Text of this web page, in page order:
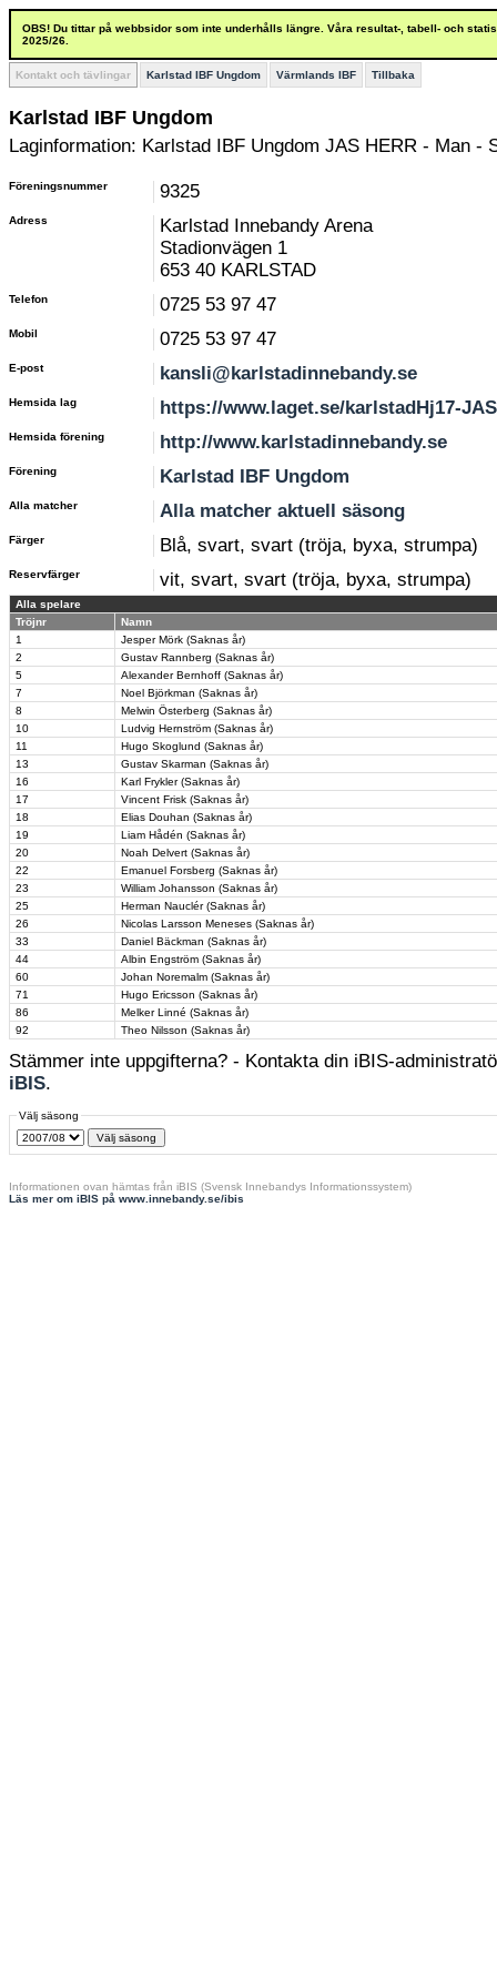
OBS! Du tittar på webbsidor som inte underhålls längre. Våra resultat-, tabell- och
2025/26.
Kontakt och tävlingar Karlstad IBF Ungdom Värmlands IBF Tillbaka
Karlstad IBF Ungdom
Laginformation: Karlstad IBF Ungdom JAS HERR - Man -
Föreningsnummer 9325
Adress
Karlstad Innebandy Arena
Stadionvägen 1
653 40 KARLSTAD
Telefon 0725 53 97 47
Mobil 0725 53 97 47
E-post kansli@karlstadinnebandy.se
Hemsida lag https://www.laget.se/karlstadHj17-
Hemsida förening http://www.karlstadinnebandy.se
Förening Karlstad IBF Ungdom
Alla matcher Alla matcher aktuell säsong
Färger Blå, svart, svart (tröja, byxa, strumpa)
Reservfärger vit, svart, svart (tröja, byxa, strumpa)
Alla spelare
Tröjnr
Namn
1
Jesper Mörk (Saknas år)
2
Gustav Rannberg (Saknas år)
5
Alexander Bernhoff (Saknas år)
7
Noel Björkman (Saknas år)
8
Melwin Österberg (Saknas år)
10
Ludvig Hernström (Saknas år)
11
Hugo Skoglund (Saknas år)
13
Gustav Skarman (Saknas år)
16
Karl Frykler (Saknas år)
17
Vincent Frisk (Saknas år)
18
Elias Douhan (Saknas år)
19
Liam Hådén (Saknas år)
20
Noah Delvert (Saknas år)
22
Emanuel Forsberg (Saknas år)
23
William Johansson (Saknas år)
25
Herman Nauclér (Saknas år)
26
Nicolas Larsson Meneses (Saknas år)
33
Daniel Bäckman (Saknas år)
44
Albin Engström (Saknas år)
60
Johan Noremalm (Saknas år)
71
Hugo Ericsson (Saknas år)
86
Melker Linné (Saknas år)
92
Theo Nilsson (Saknas år)
Stämmer inte uppgifterna? - Kontakta din iBIS-
iBIS.
Välj säsong
Informationen ovan hämtas från iBIS (Svensk Innebandys Informationssystem)
Läs mer om iBIS på www.innebandy.se/ibis